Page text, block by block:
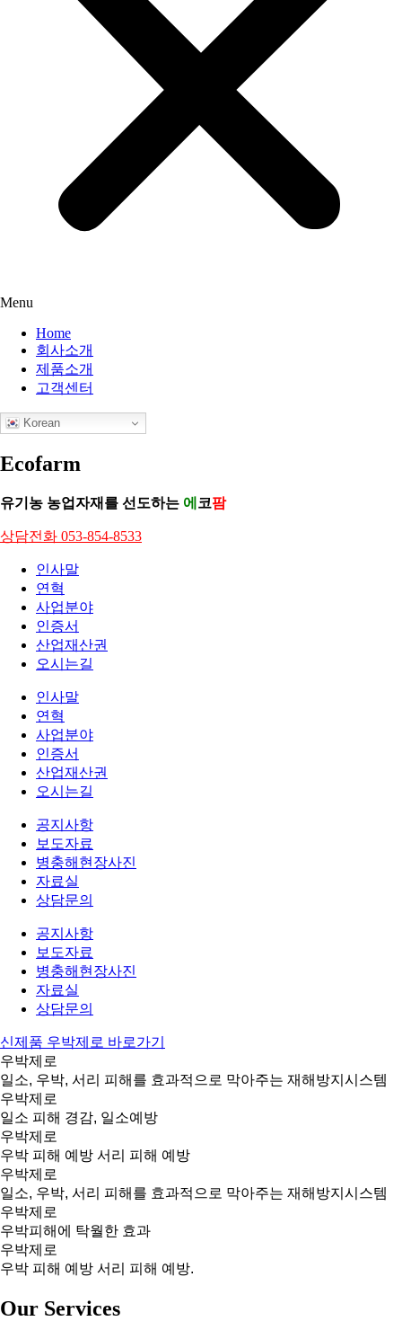
Menu
Home
회사소개
제품소개
고객센터
Korean
Ecofarm
유기농 농업자재를 선도하는 에 코팜
상담전화 053-854-8533
인사말
연혁
사업분야
인증서
산업재산권
오시는길
인사말
연혁
사업분야
인증서
산업재산권
오시는길
공지사항
보도자료
병충해현장사진
자료실
상담문의
공지사항
보도자료
병충해현장사진
자료실
상담문의
신제품 우박제로 바로가기
우박제로
일소, 우박, 서리 피해를 효과적으로 막아주는 재해방지시스템
우박제로
일소 피해 경감, 일소예방
우박제로
우박 피해 예방 서리 피해 예방
우박제로
일소, 우박, 서리 피해를 효과적으로 막아주는 재해방지시스템
우박제로
우박피해에 탁월한 효과
우박제로
우박 피해 예방 서리 피해 예방.
Our Services